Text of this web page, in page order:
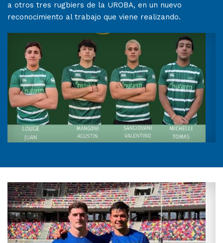
a otros tres rugbiers de la UROBA, en un nuevo
reconocimiento al trabajo que viene realizando.